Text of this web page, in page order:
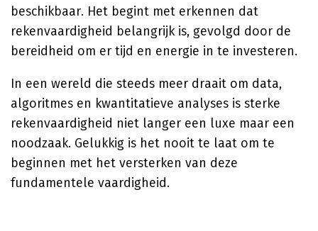
beschikbaar. Het begint met erkennen dat
rekenvaardigheid belangrijk is, gevolgd door de
bereidheid om er tijd en energie in te investeren.
In een wereld die steeds meer draait om data,
algoritmes en kwantitatieve analyses is sterke
rekenvaardigheid niet langer een luxe maar een
noodzaak. Gelukkig is het nooit te laat om te
beginnen met het versterken van deze
fundamentele vaardigheid.